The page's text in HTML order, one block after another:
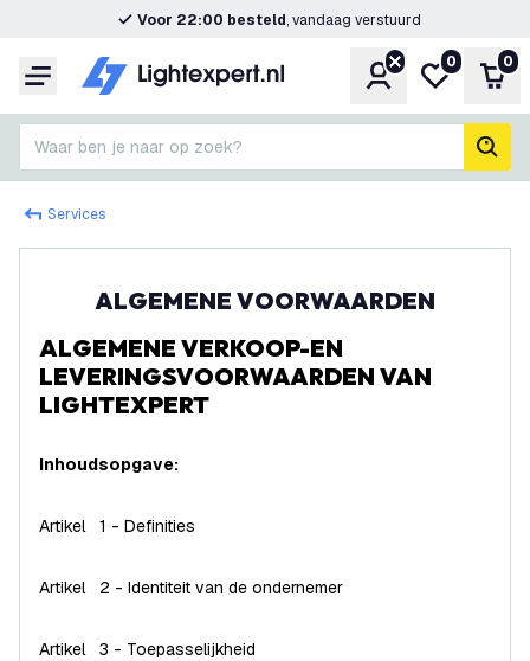
Voor 22:00 besteld, vandaag verstuurd
Menu Account
Mijn
0 0
Waar ben je naar op zoek?
Services
ALGEMENE VOORWAARDEN
ALGEMENE VERKOOP-EN
LEVERINGSVOORWAARDEN VAN
LIGHTEXPERT
Inhoudsopgave:
Artikel 1 - Definities
Artikel 2 - Identiteit van de ondernemer
Artikel 3 - Toepasselijkheid